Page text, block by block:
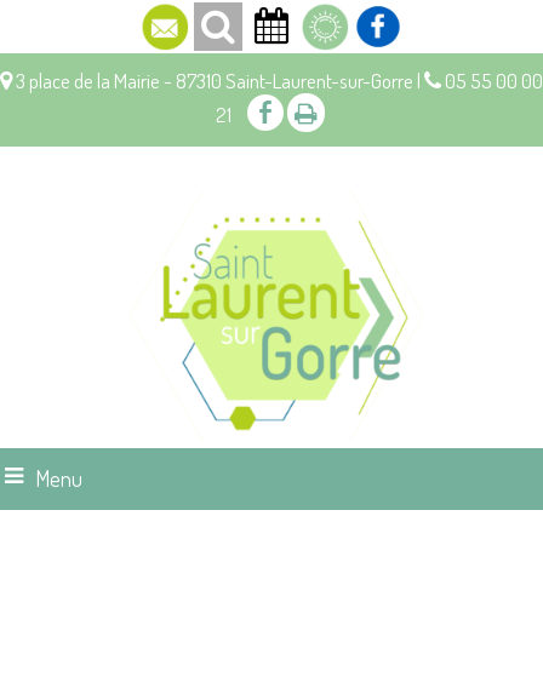
3 place de la Mairie - 87310 Saint-Laurent-sur-Gorre |
05 55 00 00
21
Menu